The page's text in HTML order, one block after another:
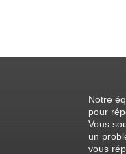
Notre
pour
Vous
un
vous